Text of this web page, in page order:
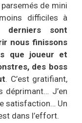
de mini
difficiles à
derniers sont
nous finissons
que joueur et
des boss
. C’est gratifiant,
déprimant… J’en
satisfaction… Un
dans l’effort.